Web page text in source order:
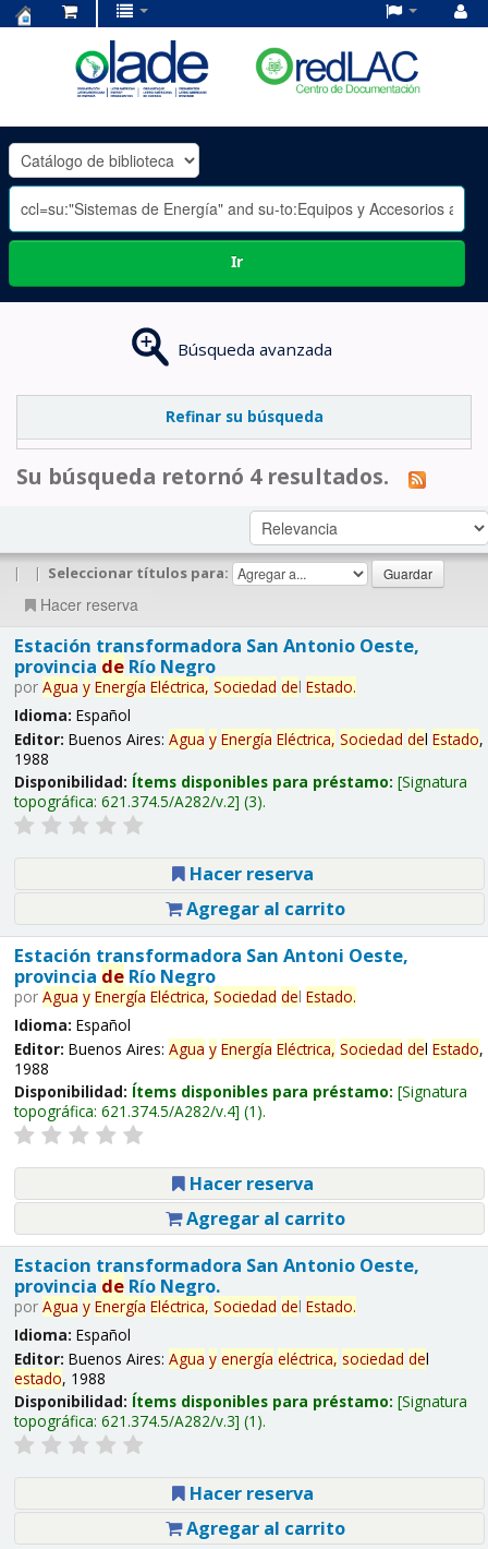
OLADE
-
Ir
Búsqueda avanzada
Refinar su búsqueda
Su búsqueda retornó 4 resultados.
| | Seleccionar títulos para:
Hacer reserva
Estación transformadora San Antonio Oeste,
provincia deRío Negro
por Agua y Energía Eléctrica, Sociedad del Estado.
Idioma: Español
Editor: Buenos Aires: Agua y Energía Eléctrica, Sociedad del Estado,
1988
Disponibilidad: Ítems disponibles para préstamo: Signatura
topográfica: 621.374.5/A282/v.2 (3).
Hacer reserva
Agregar al carrito
Estación transformadora San Antoni Oeste,
provincia deRío Negro
por Agua y Energía Eléctrica, Sociedad del Estado.
Idioma: Español
Editor: Buenos Aires: Agua y Energía Eléctrica, Sociedad del Estado,
1988
Disponibilidad: Ítems disponibles para préstamo: Signatura
topográfica: 621.374.5/A282/v.4 (1).
Hacer reserva
Agregar al carrito
Estacion transformadora San Antonio Oeste,
provincia deRío Negro.
por Agua y Energía Eléctrica, Sociedad del Estado.
Idioma: Español
Editor: Buenos Aires: Agua y energía eléctrica, sociedad del
estado, 1988
Disponibilidad: Ítems disponibles para préstamo: Signatura
topográfica: 621.374.5/A282/v.3 (1).
Hacer reserva
Agregar al carrito